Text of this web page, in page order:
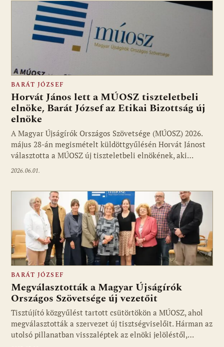
BARÁT JÓZSEF
Horvát János lett a MÚOSZ tiszteletbeli
elnöke, Barát József az Etikai Bizottság új
elnöke
A Magyar Újságírók Országos Szövetsége (MÚOSZ) 2026.
május 28-án megismételt küldöttgyűlésén Horvát Jánost
választotta a MÚOSZ új tiszteletbeli elnökének, aki…
2026.06.01.
BARÁT JÓZSEF
Megválasztották a Magyar Újságírók
Országos Szövetsége új vezetőit
Tisztújító közgyűlést tartott csütörtökön a MÚOSZ, ahol
megválasztották a szervezet új tisztségviselőit. Hárman az
utolsó pillanatban visszaléptek az elnöki jelöléstől,…